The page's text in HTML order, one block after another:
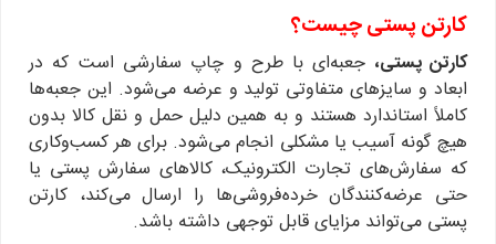
کارتن پستی چیست؟
کارتن پستی، جعبه‌ای با طرح و چاپ سفارشی است که در
ابعاد و سایزهای متفاوتی تولید و عرضه می‌شود. این جعبه‌ها
کاملاً استاندارد هستند و به همین دلیل حمل و نقل کالا بدون
هیچ گونه آسیب یا مشکلی انجام می‌شود. برای هر کسب‌وکاری
که سفارش‌های تجارت الکترونیک، کالاهای سفارش پستی یا
حتی عرضه‌کنندگان خرده‌فروشی‌ها را ارسال می‌کند، کارتن
پستی می‌تواند مزایای قابل توجهی داشته باشد.